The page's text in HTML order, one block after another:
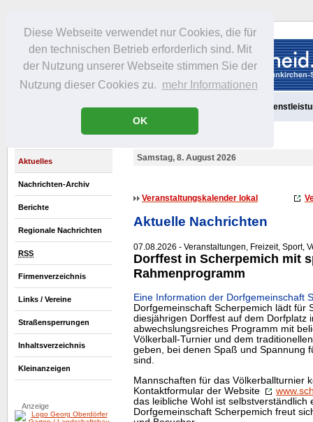
Diese Webseite verwendet nur Cookies, die für
den technischen Betrieb erforderlich sind. Mit
der Nutzung unserer Webseite stimmen Sie der
Nutzung dieser Cookies zu. mehr Informationen
OK
Portrait Freizeit Gastronomie
Aktuelles
Nachrichten-Archiv
Berichte
Regionale Nachrichten
RSS
Firmenverzeichnis
Links / Vereine
Straßensperrungen
Inhaltsverzeichnis
Kleinanzeigen
Anzeige
Samstag, 8. August 2026
Veranstaltungskalender lokal
Aktuelle Nachrichten
07.08.2026 - Veranstaltungen, Freizeit, Sport,
Dorffest in Scherpemich mit
Rahmenprogramm
Eine Information der Dorfgemeinschaft
Dorfgemeinschaft Scherpemich lädt für
diesjährigen Dorffest auf dem Dorfplatz
abwechslungsreiches Programm mit
Völkerball-Turnier und dem
geben, bei denen Spaß und Spannung
sind.
Mannschaften für das Völkerballturnier
Kontaktformular der Website
das leibliche Wohl ist selbstverständlich
Dorfgemeinschaft Scherpemich freut